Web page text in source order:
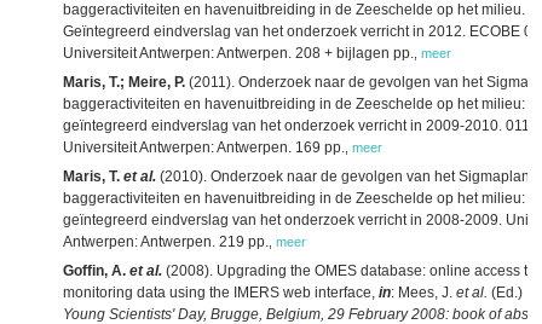
baggeractiviteiten en havenuitbreiding in de Zeeschelde op het milieu.
Geïntegreerd eindverslag van het onderzoek verricht in 2012. ECOBE
Universiteit Antwerpen: Antwerpen. 208 + bijlagen pp. meer
Maris, T.; Meire, P. (2011). Onderzoek naar de gevolgen van het
baggeractiviteiten en havenuitbreiding in de Zeeschelde op het milieu:
geïntegreerd eindverslag van het onderzoek verricht in 2009-2010. 011-
Universiteit Antwerpen: Antwerpen. 169 pp. meer
Maris, T. et al. (2010). Onderzoek naar de gevolgen van het Sigmaplan,
baggeractiviteiten en havenuitbreiding in de Zeeschelde op het milieu:
geïntegreerd eindverslag van het onderzoek verricht in 2008-2009.
Antwerpen: Antwerpen. 219 pp. meer
Goffin, A. et al. (2008). Upgrading the OMES database: online access to
monitoring data using the IMERS web interface, in: Mees, J. et al. (Ed.)
Young Scientists' Day, Brugge, Belgium, 29 February 2008: book of